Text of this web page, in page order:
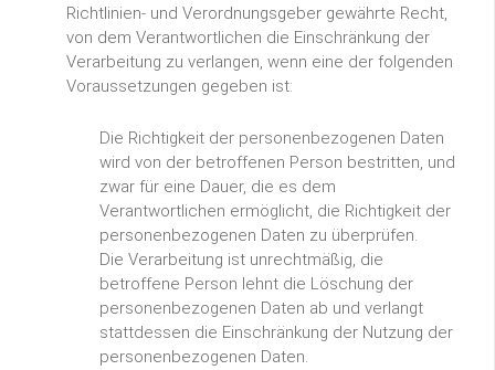
Richtlinien- und Verordnungsgeber gewährte Recht,
von dem Verantwortlichen die Einschränkung der
Verarbeitung zu verlangen, wenn eine der folgenden
Voraussetzungen gegeben ist:
Die Richtigkeit der personenbezogenen Daten
wird von der betroffenen Person bestritten, und
zwar für eine Dauer, die es dem
Verantwortlichen ermöglicht, die Richtigkeit der
personenbezogenen Daten zu überprüfen.
Die Verarbeitung ist unrechtmäßig, die
betroffene Person lehnt die Löschung der
personenbezogenen Daten ab und verlangt
stattdessen die Einschränkung der Nutzung der
personenbezogenen Daten.